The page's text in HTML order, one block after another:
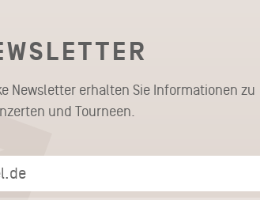
Newsletter erhalten Sie Informationen zu
und Tourneen.